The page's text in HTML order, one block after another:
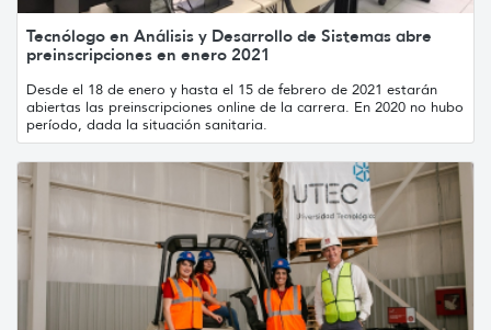
Tecnólogo en Análisis y Desarrollo de Sistemas abre
preinscripciones en enero 2021
Desde el 18 de enero y hasta el 15 de febrero de 2021 estarán
abiertas las preinscripciones online de la carrera. En 2020 no hubo
período, dada la situación sanitaria.